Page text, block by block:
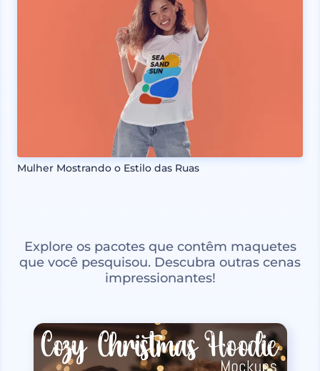
Mulher Mostrando o Estilo das Ruas
Explore os pacotes que contêm maquetes
que você pesquisou. Descubra outras cenas
impressionantes!